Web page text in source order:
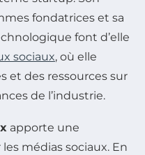
fondatrices et sa
font d’elle
sociaux, où elle
et des ressources sur
de l’industrie.
apporte une
médias sociaux. En